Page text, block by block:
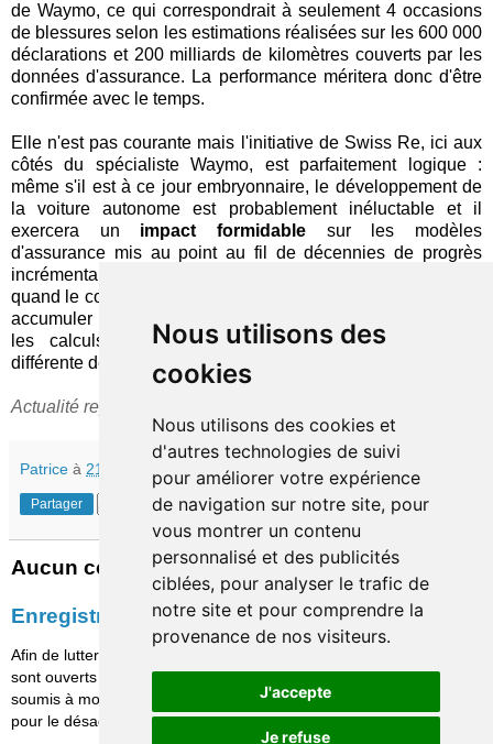
Nous utilisons des
cookies
Nous utilisons des cookies et
d'autres technologies de suivi
pour améliorer votre expérience
de navigation sur notre site, pour
vous montrer un contenu
personnalisé et des publicités
ciblées, pour analyser le trafic de
notre site et pour comprendre la
provenance de nos visiteurs.
J'accepte
Je refuse
de Waymo, ce qui correspondrait à seulement 4 occasions
de blessures selon les estimations réalisées sur les 600 000
déclarations et 200 milliards de kilomètres couverts par les
données d'assurance. La performance méritera donc d'être
confirmée avec le temps.
Elle n'est pas courante mais l'initiative de Swiss Re, ici aux
côtés du spécialiste Waymo, est parfaitement logique :
même s'il est à ce jour embryonnaire, le développement de
la voiture autonome est probablement inéluctable et il
exercera un impact formidable sur les modèles
d'assurance mis au point au fil de décennies de progrès
incrémental. Outre les nouveaux enjeux de responsabilité
quand le conducteur humain aura disparu, il faut rapidement
accumuler les points de référence qui permettront d'adapter
les calculs actuariels à une génération radicalement
différente de véhicules.
Actualité repérée grâce à
Patrice à 21:30
Partager
Aucun commentaire:
Enregistrer un commentaire
Afin de lutter contre le spam, les commentaires ne
sont ouverts qu'aux personnes identifiées et sont
soumis à modération (je suis sincèrement désolé
pour le désagrément causé…)